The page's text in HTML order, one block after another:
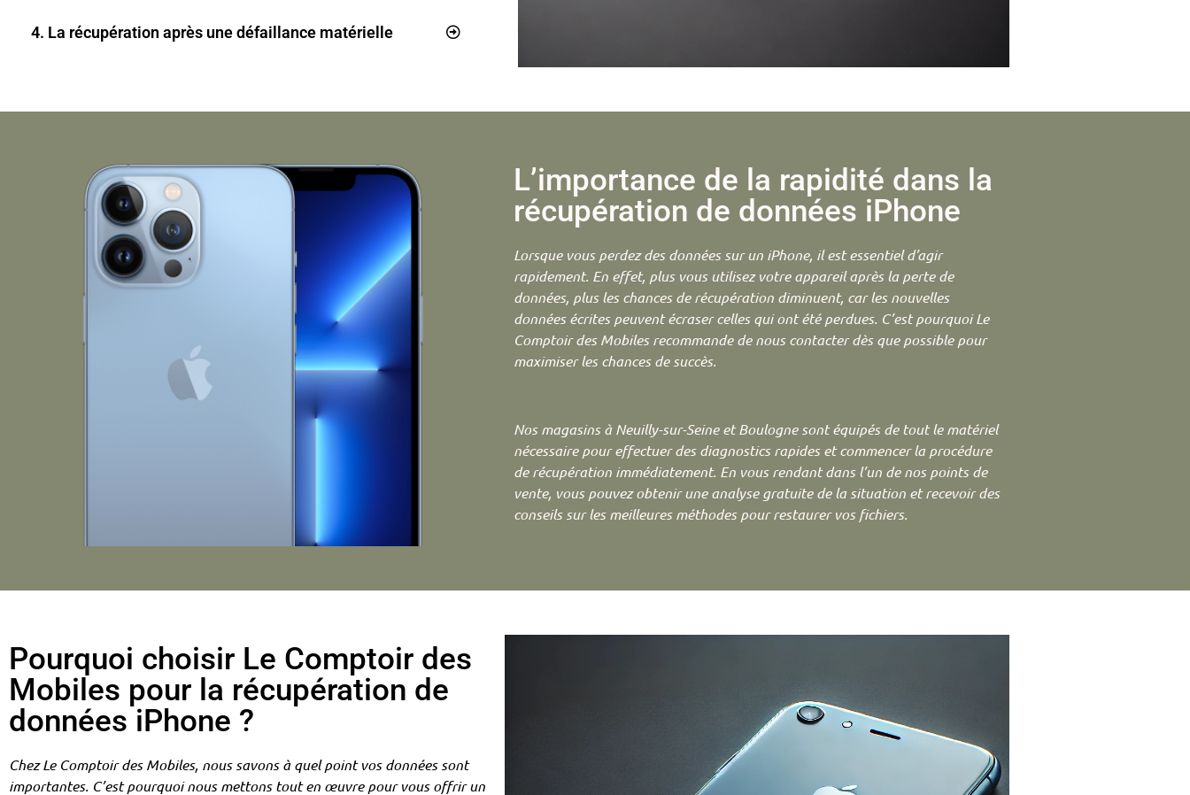
4. La récupération après une défaillance matérielle
L’importance de la rapidité dans la
récupération de données iPhone
Lorsque vous perdez des données sur un iPhone, il est essentiel d’agir
rapidement. En effet, plus vous utilisez votre appareil après la perte de
données, plus les chances de récupération diminuent, car les nouvelles
données écrites peuvent écraser celles qui ont été perdues. C’est pourquoi Le
Comptoir des Mobiles recommande de nous contacter dès que possible pour
maximiser les chances de succès.
Nos magasins à Neuilly-sur-Seine et Boulogne sont équipés de tout le matériel
nécessaire pour effectuer des diagnostics rapides et commencer la procédure
de récupération immédiatement. En vous rendant dans l’un de nos points de
vente, vous pouvez obtenir une analyse gratuite de la situation et recevoir des
conseils sur les meilleures méthodes pour restaurer vos fichiers.
Pourquoi choisir Le Comptoir des
Mobiles pour la récupération de
données iPhone ?
Chez Le Comptoir des Mobiles, nous savons à quel point vos données sont
importantes. C’est pourquoi nous mettons tout en œuvre pour vous offrir un